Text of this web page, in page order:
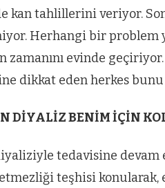
kan tahlillerini veriyor.
Herhangi bir problem
zamanını evinde
dikkat eden herkes bunu
DİYALİZ BENİM İÇİN
tedavisine devam
teşhisi konularak,